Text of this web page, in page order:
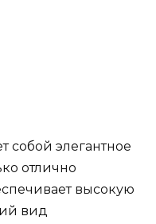
собой элегантное
отлично
высокую
вид